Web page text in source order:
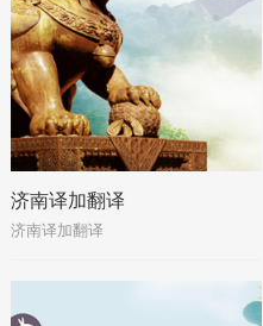
济南译加翻译
济南译加翻译